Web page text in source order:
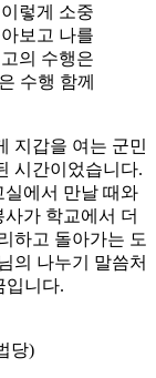
렇게 소중
보고 나를
의 수행은
수행 함께
지갑을 여는 군민
시간이었습니다.
에서 만날 때와
가 학교에서 더
하고 돌아가는 도
의 나누기 말씀처
입니다.
당)